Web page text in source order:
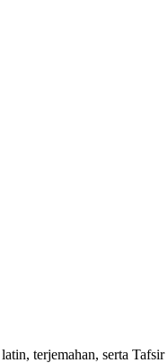
terjemahan, serta